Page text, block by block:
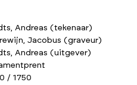
Andreas (tekenaar)
Jacobus (graveur)
Andreas (uitgever)
/ 1750